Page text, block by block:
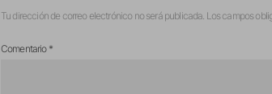
Tu dirección de correo electrónico no será publicada. Los campos
Comentario *